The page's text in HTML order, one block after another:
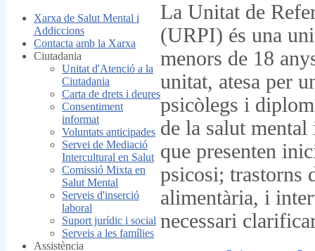
La Unitat de
(URPI) és una
menors de 18
unitat, atesa per
psicòlegs i
de la salut
que presenten
psicosi; trastorns
alimentària, i
necessari
Xarxa de Salut Mental i
Addiccions
Contacta amb la Xarxa
Ciutadania
Unitat d'Atenció a la
Ciutadania
Carta de drets i deures
Consentiment
informat
Voluntats anticipades
Servei de Mediació
Intercultural en Salut
Comissió Mixta en
Salut Mental
Serveis d'inserció
laboral
Suport jurídic i social
Serveis a les famílies
Assistència